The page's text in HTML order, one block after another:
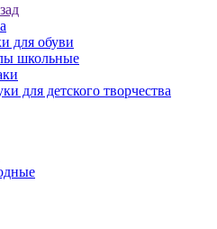
для обуви
школьные
для детского творчества